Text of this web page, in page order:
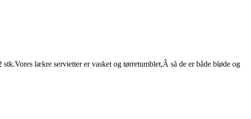
lækre servietter er vasket og tørretumblet,Â så de er både bløde og